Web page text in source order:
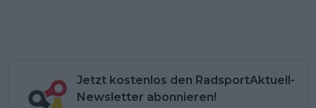
Jetzt kostenlos den RadsportAktuell-
Newsletter abonnieren!